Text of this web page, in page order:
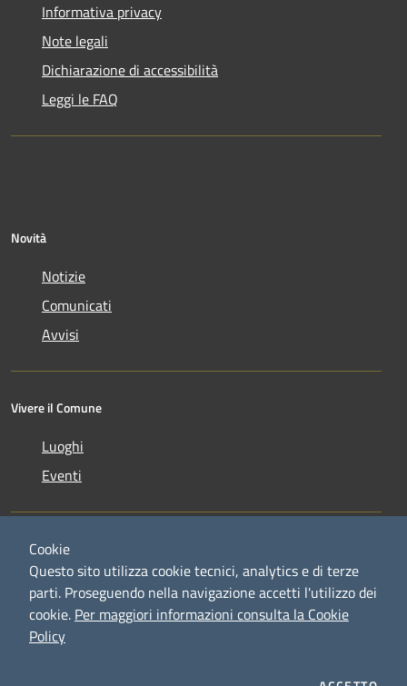
Informativa privacy
Note legali
Dichiarazione di accessibilità
Leggi le FAQ
Novità
Notizie
Comunicati
Avvisi
Vivere il Comune
Luoghi
Eventi
RSS
Accessibilità
Privacy
Copyright © 2026 • Comune di
Credaro • Powered by
Cookie
Questo sito utilizza cookie tecnici, analytics e di terze
parti. Proseguendo nella navigazione accetti l'utilizzo dei
cookie. Per maggiori informazioni consulta la Cookie
Policy